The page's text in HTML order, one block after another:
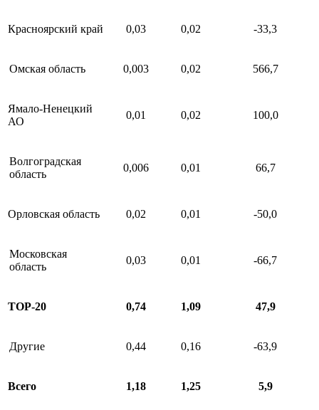
Красноярский край 0,03 0,02 -33,3
Омская область 0,003 0,02 566,7
Ямало-Ненецкий
АО
0,01 0,02 100,0
Волгоградская
область
0,006 0,01 66,7
Орловская область 0,02 0,01 -50,0
Московская
область
0,03 0,01 -66,7
ТОР-20 0,74 1,09 47,9
Другие 0,44 0,16 -63,9
Всего 1,18 1,25 5,9